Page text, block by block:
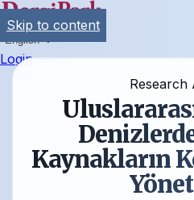
English
Login
Research
Kaynakların
Skip to content